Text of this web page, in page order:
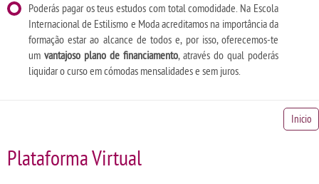
Poderás pagar os teus estudos com total comodidade. Na Escola
Internacional de Estilismo e Moda acreditamos na importância da
formação estar ao alcance de todos e, por isso, oferecemos-te
um vantajoso plano de financiamento, através do qual poderás
liquidar o curso em cómodas mensalidades e sem juros.
Inicio
Plataforma Virtual